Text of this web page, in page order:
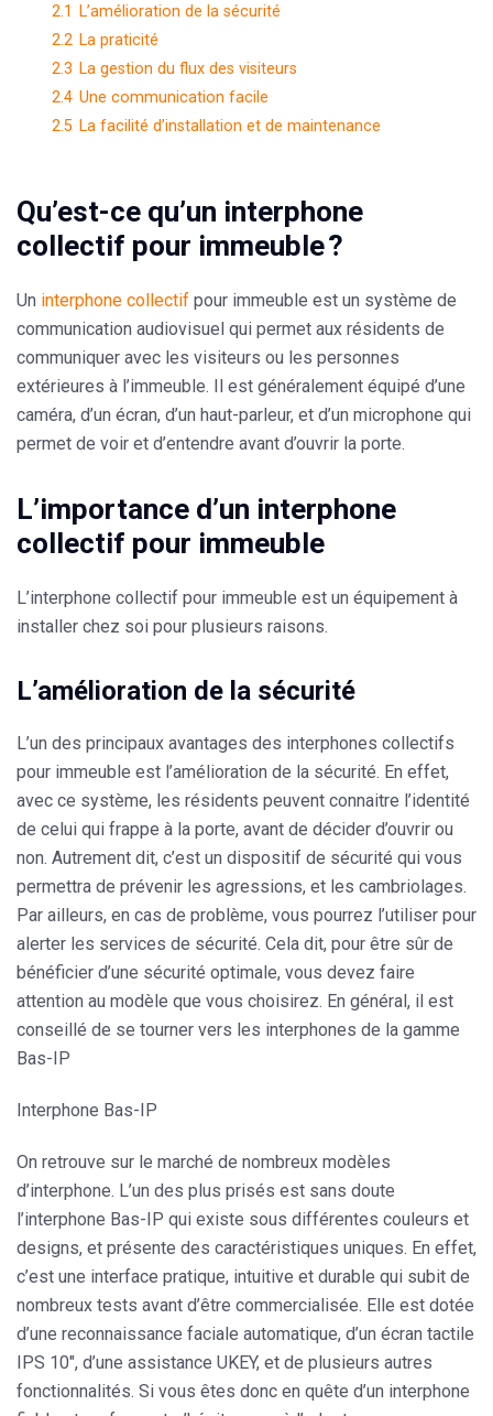
2.1
L’amélioration de la sécurité
2.2 La praticité
2.3 La gestion du flux des visiteurs
2.4 Une communication facile
2.5 La facilité d’installation et de maintenance
Qu’est-ce qu’un interphone
collectif pour immeuble ?
Un interphone collectif pour immeuble est un système de
communication audiovisuel qui permet aux résidents de
communiquer avec les visiteurs ou les personnes
extérieures à l’immeuble. Il est généralement équipé d’une
caméra, d’un écran, d’un haut-parleur, et d’un microphone qui
permet de voir et d’entendre avant d’ouvrir la porte.
L’importance d’un interphone
collectif pour immeuble
L’interphone collectif pour immeuble est un équipement à
installer chez soi pour plusieurs raisons.
L’amélioration de la sécurité
L’un des principaux avantages des interphones collectifs
pour immeuble est l’amélioration de la sécurité. En effet,
avec ce système, les résidents peuvent connaitre l’identité
de celui qui frappe à la porte, avant de décider d’ouvrir ou
non. Autrement dit, c’est un dispositif de sécurité qui vous
permettra de prévenir les agressions, et les cambriolages.
Par ailleurs, en cas de problème, vous pourrez l’utiliser pour
alerter les services de sécurité. Cela dit, pour être sûr de
bénéficier d’une sécurité optimale, vous devez faire
attention au modèle que vous choisirez. En général, il est
conseillé de se tourner vers les interphones de la gamme
Bas-IP
Interphone Bas-IP
On retrouve sur le marché de nombreux modèles
d’interphone. L’un des plus prisés est sans doute
l’interphone Bas-IP qui existe sous différentes couleurs et
designs, et présente des caractéristiques uniques. En effet,
c’est une interface pratique, intuitive et durable qui subit de
nombreux tests avant d’être commercialisée. Elle est dotée
d’une reconnaissance faciale automatique, d’un écran tactile
IPS 10″, d’une assistance UKEY, et de plusieurs autres
fonctionnalités. Si vous êtes donc en quête d’un interphone